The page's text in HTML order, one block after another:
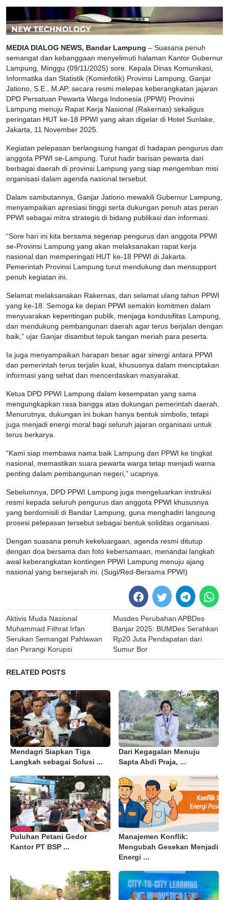
MEDIA DIALOG NEWS, Bandar Lampung – Suasana penuh
semangat dan kebanggaan menyelimuti halaman Kantor Gubernur
Lampung, Minggu (09/11/2025) sore. Kepala Dinas Komunikasi,
Informatika dan Statistik (Kominfotik) Provinsi Lampung, Ganjar
Jationo, S.E., M.AP, secara resmi melepas keberangkatan jajaran
DPD Persatuan Pewarta Warga Indonesia (PPWI) Provinsi
Lampung menuju Rapat Kerja Nasional (Rakernas) sekaligus
peringatan HUT ke-18 PPWI yang akan digelar di Hotel Sunlake,
Jakarta, 11 November 2025.
Kegiatan pelepasan berlangsung hangat di hadapan pengurus dan
anggota PPWI se-Lampung. Turut hadir barisan pewarta dari
berbagai daerah di provinsi Lampung yang siap mengemban misi
organisasi dalam agenda nasional tersebut.
Dalam sambutannya, Ganjar Jationo mewakili Gubernur Lampung,
menyampaikan apresiasi tinggi serta dukungan penuh atas peran
PPWI sebagai mitra strategis di bidang publikasi dan informasi.
“Sore hari ini kita bersama segenap pengurus dan anggota PPWI
se-Provinsi Lampung yang akan melaksanakan rapat kerja
nasional dan memperingati HUT ke-18 PPWI di Jakarta.
Pemerintah Provinsi Lampung turut mendukung dan mensupport
penuh kegiatan ini.
Selamat melaksanakan Rakernas, dan selamat ulang tahun PPWI
yang ke-18. Semoga ke depan PPWI semakin komitmen dalam
menyuarakan kepentingan publik, menjaga kondusifitas Lampung,
dan mendukung pembangunan daerah agar terus berjalan dengan
baik,” ujar Ganjar disambut tepuk tangan meriah para peserta.
Ia juga menyampaikan harapan besar agar sinergi antara PPWI
dan pemerintah terus terjalin kuat, khususnya dalam menciptakan
informasi yang sehat dan mencerdaskan masyarakat.
Ketua DPD PPWI Lampung dalam kesempatan yang sama
mengungkapkan rasa bangga atas dukungan pemerintah daerah.
Menurutnya, dukungan ini bukan hanya bentuk simbolis, tetapi
juga menjadi energi moral bagi seluruh jajaran organisasi untuk
terus berkarya.
“Kami siap membawa nama baik Lampung dan PPWI ke tingkat
nasional, memastikan suara pewarta warga tetap menjadi warna
penting dalam pembangunan negeri,” ucapnya.
Sebelumnya, DPD PPWI Lampung juga mengeluarkan instruksi
resmi kepada seluruh pengurus dan anggota PPWI khususnya
yang berdomisili di Bandar Lampung, guna menghadiri langsung
prosesi pelepasan tersebut sebagai bentuk soliditas organisasi.
Dengan suasana penuh kekeluargaan, agenda resmi ditutup
dengan doa bersama dan foto kebersamaan, menandai langkah
awal keberangkatan kontingen PPWI Lampung menuju ajang
nasional yang bersejarah ini. (Sugi/Red-Bersama PPWI)
Post
navigation
Aktivis Muda Nasional
Muhammad Fithrat Irfan
Serukan Semangat Pahlawan
dan Perangi Korupsi
Musdes Perubahan APBDes
Banjar 2025: BUMDes Serahkan
Rp20 Juta Pendapatan dari
Sumur Bor
RELATED POSTS
Mendagri Siapkan Tiga
Langkah sebagai Solusi ...
Dari Kegagalan Menuju
Sapta Abdi Praja, ...
Puluhan Petani Gedor
Kantor PT BSP ...
Manajemen Konflik:
Mengubah Gesekan Menjadi
Energi ...